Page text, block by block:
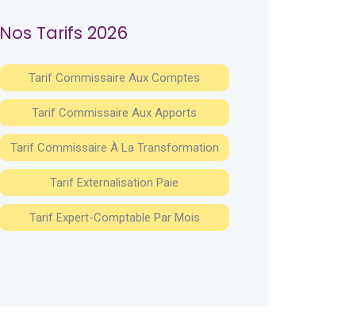
Nos Tarifs 2026
Tarif Commissaire Aux Comptes
Tarif Commissaire Aux Apports
Tarif Commissaire À La Transformation
Tarif Externalisation Paie
Tarif Expert-Comptable Par Mois